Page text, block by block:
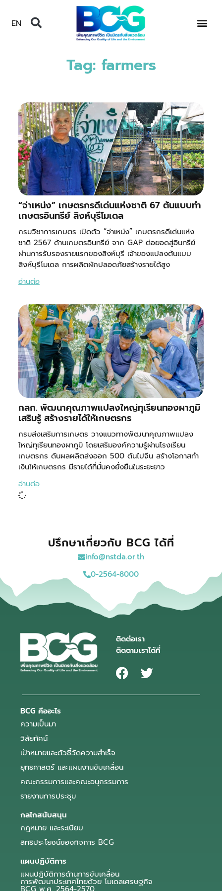
EN
Tag: farmers
“จ่าเหน่ง” เกษตรกรดีเด่นแห่งชาติ 67 ต้นแบบทำ
เกษตรอินทรีย์ สิงห์บุรีโมเดล
กรมวิชาการเกษตร เปิดตัว “จ่าเหน่ง” เกษตรกรดีเด่นแห่ง
ชาติ 2567 ด้านเกษตรอินทรีย์ จาก GAP ต่อยอดสู่อินทรีย์
ผ่านการรับรองรายแรกของสิงห์บุรี เจ้าของแปลงต้นแบบ
สิงห์บุรีโมเดล การผลิตผักปลอดภัยสร้างรายได้สูง
อ่านต่อ
กสก. พัฒนาคุณภาพแปลงใหญ่ทุเรียนทองผาภูมิ
เสริมรู้ สร้างรายได้ให้เกษตรกร
กรมส่งเสริมการเกษตร วางแนวทางพัฒนาคุณภาพแปลง
ใหญ่ทุเรียนทองผาภูมิ โดยเสริมองค์ความรู้ผ่านโรงเรียน
เกษตรกร ดันผลผลิตส่งออก 500 ตันไปจีน สร้างโอกาสทำ
เงินให้เกษตรกร มีรายได้ที่มั่นคงยั่งยืนในระยะยาว
อ่านต่อ
ปรึกษาเกี่ยวกับ BCG ได้ที่
info@nstda.or.th
0-2564-8000
ติดต่อเรา
ติดตามเราได้ที่
BCG คืออะไร
ความเป็นมา
วิสัยทัศน์
เป้าหมายและตัวชี้วัดความสำเร็จ
ยุทธศาสตร์ และแผนงานขับเคลื่อน
คณะกรรมการและคณะอนุกรรมการ
รายงานการประชุม
กลไกสนับสนุน
กฎหมาย และระเบียบ
สิทธิประโยชน์ของกิจการ BCG
แผนปฏิบัติการ
แผนปฏิบัติการด้านการขับเคลื่อน
การพัฒนาประเทศไทยด้วย โมเดลเศรษฐกิจ